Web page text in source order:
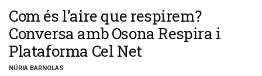
Com és l’aire que respirem?
Conversa amb Osona Respira i
Plataforma Cel Net
NÚRIA BARNOLAS